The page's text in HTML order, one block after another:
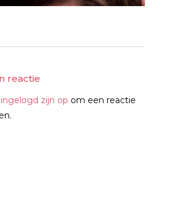
reactie
ingelogd zijn op om een reactie